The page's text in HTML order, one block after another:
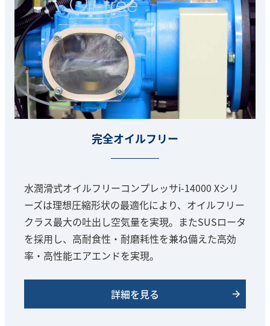
完全オイルフリー
水潤滑式オイルフリーコンプレッサi-14000 Xシリ
ーズは理想圧縮形状の最適化により、オイルフリー
クラス最大の吐出し空気量を実現。またSUSロータ
を採用し、高耐食性・耐磨耗性を兼ね備えた高効
率・高性能エアエンドを実現。
詳細を見る